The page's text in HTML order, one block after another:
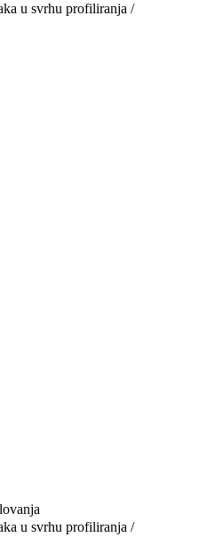
u svrhu profiliranja /
u svrhu profiliranja /